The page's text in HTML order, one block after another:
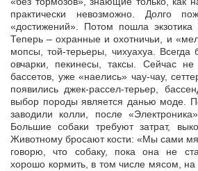
практически невозможно. Долго
«достижений». Потом пошла
Теперь – охранные и охотничьи, и
мопсы, той-терьеры, чихуахуа.
овчарки, пекинесы, таксы. Сейчас не
бассетов, уже «наелись» чау-чау,
появились джек-рассел-терьер,
выбор породы является данью моде.
заводили колли, после
Большие собаки требуют затрат,
Животному бросают кости: «Мы сами
говорю, что собаку, пока она не
хорошо кормить, в том числе мясом, на